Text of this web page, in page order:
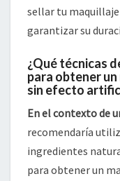
sellar tu
garantizar su
¿Qué técnicas
para obtener
sin efecto
En el contexto de
recomendaría
ingredientes
para obtener un